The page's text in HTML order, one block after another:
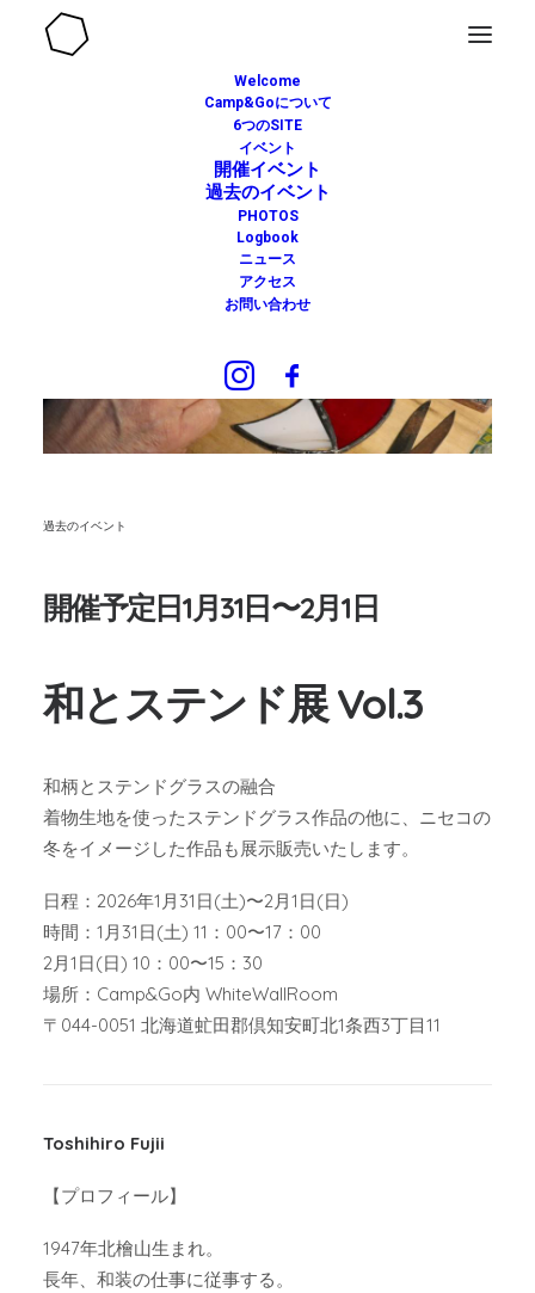
Welcome
Camp&Goについて
6つのSITE
イベント
開催イベント
過去のイベント
PHOTOS
Logbook
ニュース
アクセス
お問い合わせ
過去のイベント
開催予定日1月31日〜2月1日
和とステンド展 Vol.3
和柄とステンドグラスの融合
着物生地を使ったステンドグラス作品の他に、ニセコの
冬をイメージした作品も展示販売いたします。
日程：2026年1月31日(土)〜2月1日(日)
時間：1月31日(土) 11：00〜17：00
2月1日(日) 10：00〜15：30
場所：Camp&Go内 WhiteWallRoom
〒044-0051 北海道虻田郡倶知安町北1条西3丁目11
Toshihiro Fujii
【プロフィール】
1947年北檜山生まれ。
長年、和装の仕事に従事する。